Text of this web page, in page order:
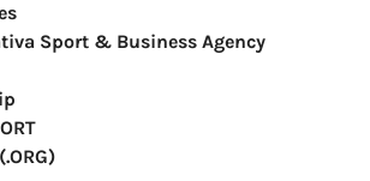
Sport & Business Agency